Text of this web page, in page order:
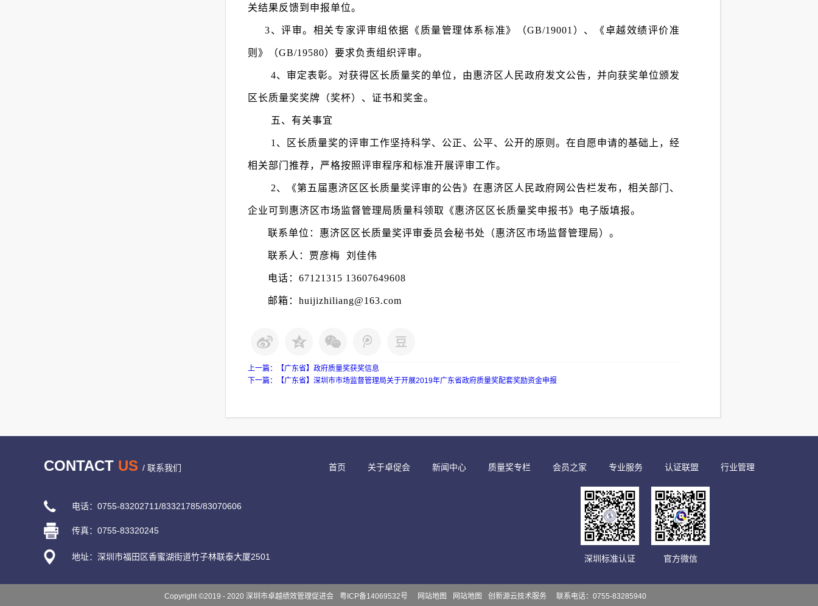
关结果反馈到申报单位。
3、评审。相关专家评审组依据《质量管理体系标准》（GB/19001）、《卓越效绩评价准
则》（GB/19580）要求负责组织评审。
4、审定表彰。对获得区长质量奖的单位，由惠济区人民政府发文公告，并向获奖单位颁发
区长质量奖奖牌（奖杯）、证书和奖金。
五、有关事宜
1、区长质量奖的评审工作坚持科学、公正、公平、公开的原则。在自愿申请的基础上，经
相关部门推荐，严格按照评审程序和标准开展评审工作。
2、《第五届惠济区区长质量奖评审的公告》在惠济区人民政府网公告栏发布，相关部门、
企业可到惠济区市场监督管理局质量科领取《惠济区区长质量奖申报书》电子版填报。
联系单位：惠济区区长质量奖评审委员会秘书处（惠济区市场监督管理局）。
联系人：贾彦梅 刘佳伟
电话：67121315 13607649608
邮箱：huijizhiliang@163.com
上一篇：
【广东省】政府质量奖获奖信息
下一篇：
【广东省】深圳市市场监督管理局关于开展2019年广东省政府质量奖配套奖励资金申报
CONTACT US / 联系我们
电话：0755-83202711/83321785/83070606
传真：0755-83320245
地址：深圳市福田区香蜜湖街道竹子林联泰大厦2501
首页 关于卓促会 新闻中心 质量奖专栏 会员之家 专业服务 认证联盟 行业管理
官方微信
深圳标准认证
Copyright ©2019 - 2020 深圳市卓越绩效管理促进会 粤ICP备14069532号 网站地图 网站地图 创新源云技术服务 联系电话：0755-83285940